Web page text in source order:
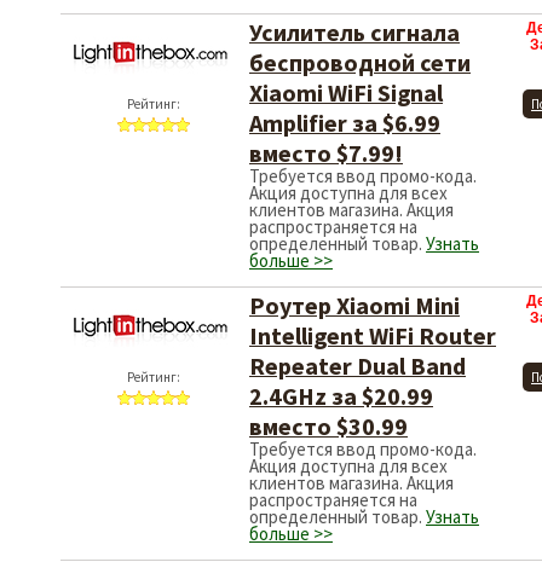
Рейтинг:
Усилитель сигнала
беспроводной сети
Xiaomi WiFi Signal
Amplifier за $6.99
вместо $7.99!
Требуется ввод промо-кода.
Акция доступна для всех
клиентов магазина. Акция
распространяется на
определенный товар. Узнать
больше >>
Рейтинг:
Роутер Xiaomi Mini
Intelligent WiFi Router
Repeater Dual Band
2.4GHz за $20.99
вместо $30.99
Требуется ввод промо-кода.
Акция доступна для всех
клиентов магазина. Акция
распространяется на
определенный товар. Узнать
больше >>